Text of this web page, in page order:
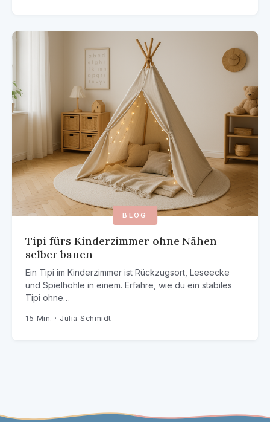
BLOG
Tipi fürs Kinderzimmer ohne Nähen
selber bauen
Ein Tipi im Kinderzimmer ist Rückzugsort, Leseecke
und Spielhöhle in einem. Erfahre, wie du ein stabiles
Tipi ohne…
15 Min. · Julia Schmidt